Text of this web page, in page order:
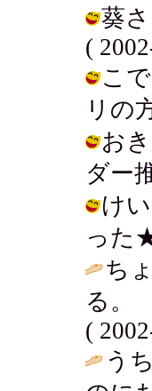
葵
(
こ
リの
お
ダー
け
った
ち
る
(
う